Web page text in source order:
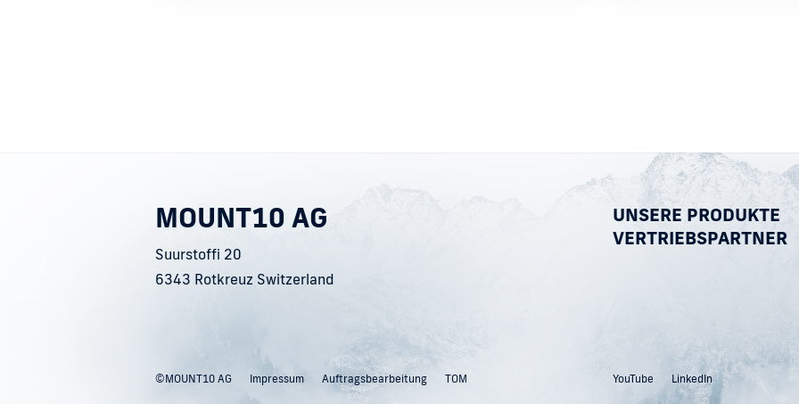
MOUNT10 AG
Suurstoffi 20
6343 Rotkreuz Switzerland
UNSERE PRODUKTE
VERTRIEBSPARTNER
©MOUNT10 AG Impressum Auftragsbearbeitung TOM YouTube LinkedIn